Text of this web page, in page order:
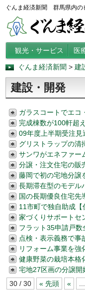
ぐんま経済新聞 群馬県内の
観光・サービス 医
ぐんま経済新聞 > 建
建設・開発
ガラスコートでエコ
完成棟数が100軒超
09年度上半期受注見
グリストラップの清
サンワがエネファー
分譲・注文住宅の販
藤岡で初の宅地分譲
長期滞在型のモデル
国の長期優良住宅先
11市町で独自助成【
家づくりサポートセ
フラット35申請戸
点検・表示義務で事
リフォーム事業を強
健康野菜の栽培本格
宅地27区画の分譲開
30 / 30
« 先頭 «